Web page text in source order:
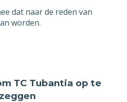
waarop mijn
kan worden als
abonnement beëindigd
dat naar de reden van
worden.
TC Tubantia op te
zeggen